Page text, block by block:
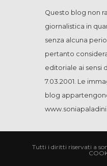
Questo blog non
giornalistica in
senza alcuna
pertanto
editoriale ai sensi
7.03.2001. Le
blog
Tutti i diritti riservati a